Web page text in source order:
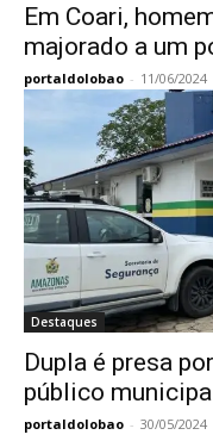
Em Coari,
majorado a um
portaldolobao - 11/06/2024
Destaques
Dupla é presa
público
portaldolobao - 30/05/2024